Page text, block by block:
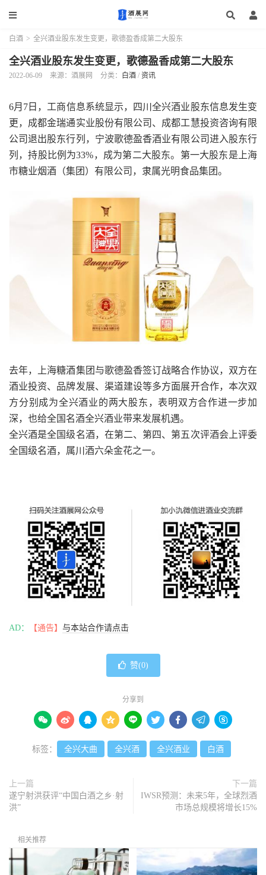
白酒 > 全兴酒业股东发生变更，歌德盈香成第二大股东
全兴酒业股东发生变更，歌德盈香成第二大股东
2022-06-09 来源：酒展网 分类： 白酒 / 资讯
6月7日，工商信息系统显示，四川全兴酒业股东信息发生变
更，成都金瑞通实业股份有限公司、成都工慧投资咨询有限
公司退出股东行列，宁波歌德盈香酒业有限公司进入股东行
列，持股比例为33%，成为第二大股东。第一大股东是上海
市糖业烟酒（集团）有限公司，隶属光明食品集团。
去年，上海糖酒集团与歌德盈香签订战略合作协议，双方在
酒业投资、品牌发展、渠道建设等多方面展开合作，本次双
方分别成为全兴酒业的两大股东，表明双方合作进一步加
深，也给全国名酒全兴酒业带来发展机遇。
全兴酒是全国级名酒，在第二、第四、第五次评酒会上评委
全国级名酒，属川酒六朵金花之一。
AD： 【通告】 与本站合作请点击
赞(0)
分享到
        
标签： 全兴大曲 全兴酒 全兴酒业 白酒
上一篇
遂宁射洪获评“中国白酒之乡·射
洪”
下一篇
IWSR预测：未来5年，全球烈酒
市场总规模将增长15%
相关推荐